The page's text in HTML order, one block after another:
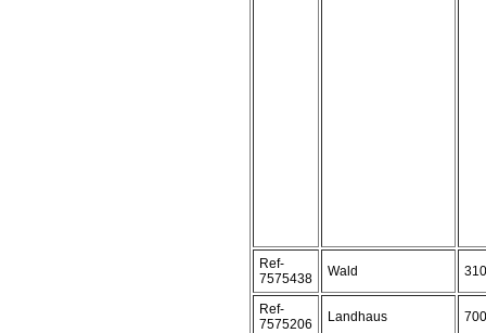
Ref-
7575438
Wald
Ref-
7575206
Landhaus